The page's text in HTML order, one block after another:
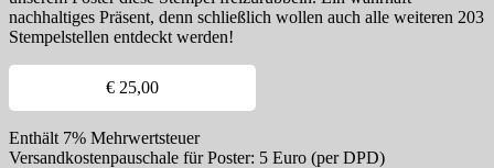
nachhaltiges Präsent, denn schließlich wollen auch alle weiteren 203
Stempelstellen entdeckt werden!
€ 25,00
Enthält 7% Mehrwertsteuer
Versandkostenpauschale für Poster: 5 Euro (per DPD)